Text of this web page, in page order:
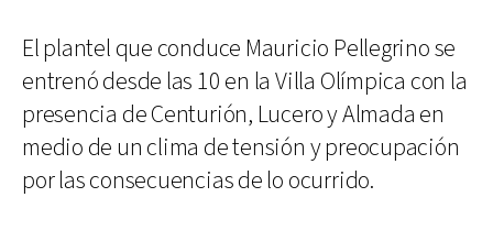
El plantel que conduce Mauricio Pellegrino se
entrenó desde las 10 en la Villa Olímpica con la
presencia de Centurión, Lucero y Almada en
medio de un clima de tensión y preocupación
por las consecuencias de lo ocurrido.